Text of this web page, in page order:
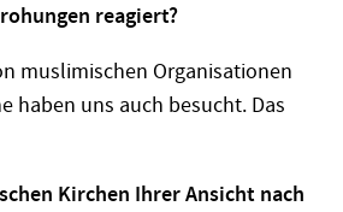
reagiert?
muslimischen Organisationen
haben uns auch besucht. Das
Kirchen Ihrer Ansicht nach